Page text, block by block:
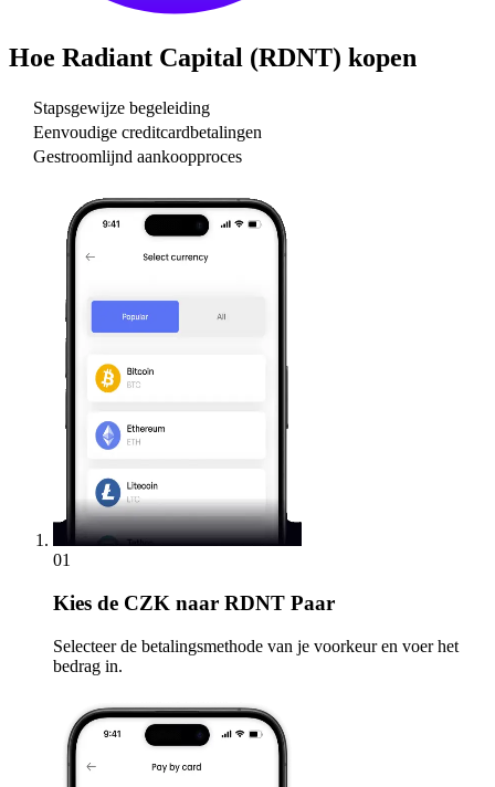
Hoe Radiant Capital (RDNT) kopen
Stapsgewijze begeleiding
Eenvoudige creditcardbetalingen
Gestroomlijnd aankoopproces
01
Kies de CZK naar RDNT Paar
Selecteer de betalingsmethode van je voorkeur en voer het
bedrag in.